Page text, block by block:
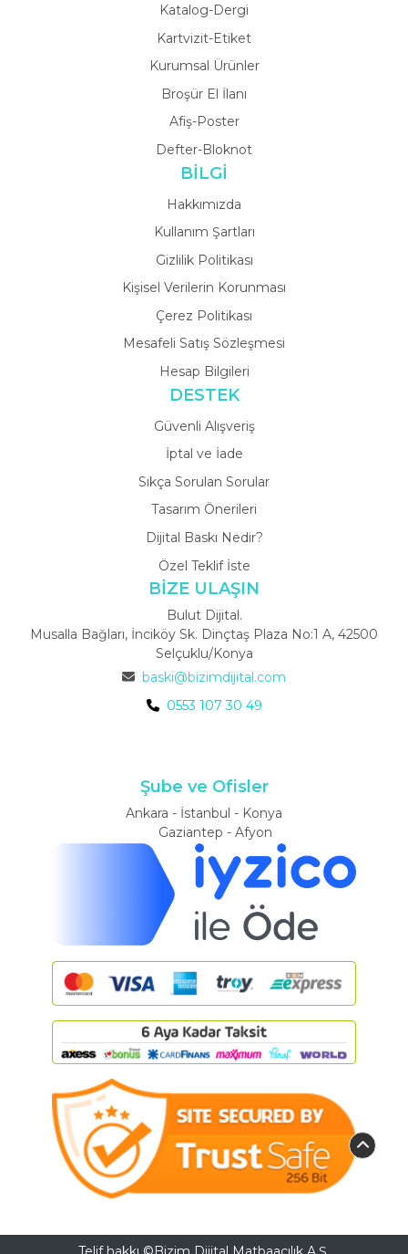
Katalog-Dergi
Kartvizit-Etiket
Kurumsal Ürünler
Broşür El İlanı
Afiş-Poster
Defter-Bloknot
BİLGİ
Hakkımızda
Kullanım Şartları
Gizlilik Politikası
Kişisel Verilerin Korunması
Çerez Politikası
Mesafeli Satış Sözleşmesi
Hesap Bilgileri
DESTEK
Güvenli Alışveriş
İptal ve İade
Sıkça Sorulan Sorular
Tasarım Önerileri
Dijital Baskı Nedir?
Özel Teklif İste
BİZE ULAŞIN
Bulut Dijital.
Musalla Bağları, İnciköy Sk. Dinçtaş Plaza No:1 A, 42500
Selçuklu/Konya
baski@bizimdijital.com
0553 107 30 49
Şube ve Ofisler
Ankara - İstanbul - Konya
Gaziantep - Afyon